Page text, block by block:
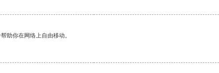
助你在网络上自由移动。